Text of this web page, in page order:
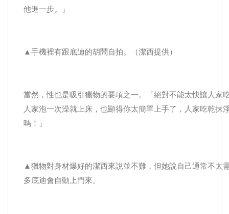
他進一步。」
▲手機裡有跟底迪的胡鬧自拍。（潔西提供）
當然，性也是吸引獵物的要項之一。「絕對不能太快讓人家
人家泡一次澡就上床，也顯得你太簡單上手了，人家吃乾抹
嗎！」
▲獵物對身材爆好的潔西來說並不難，但她說自己通常不太
多底迪會自動上門來。